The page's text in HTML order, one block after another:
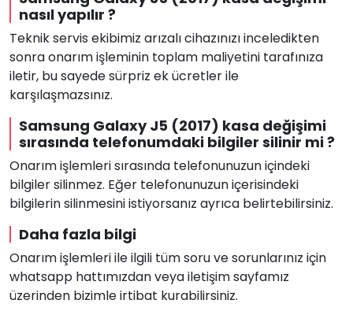
nasıl yapılır ?
Teknik servis ekibimiz arızalı cihazınızı inceledikten
sonra onarım işleminin toplam maliyetini tarafınıza
iletir, bu sayede sürpriz ek ücretler ile
karşılaşmazsınız.
Samsung Galaxy J5 (2017) kasa değişimi
sırasında telefonumdaki bilgiler silinir mi ?
Onarım işlemleri sırasında telefonunuzun içindeki
bilgiler silinmez. Eğer telefonunuzun içerisindeki
bilgilerin silinmesini istiyorsanız ayrıca belirtebilirsiniz.
Daha fazla bilgi
Onarım işlemleri ile ilgili tüm soru ve sorunlarınız için
whatsapp hattımızdan veya iletişim sayfamız
üzerinden bizimle irtibat kurabilirsiniz.